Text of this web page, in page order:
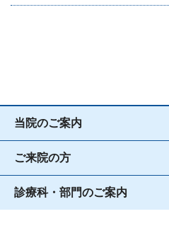
当院のご案内
ご来院の方
診療科・部門のご案内